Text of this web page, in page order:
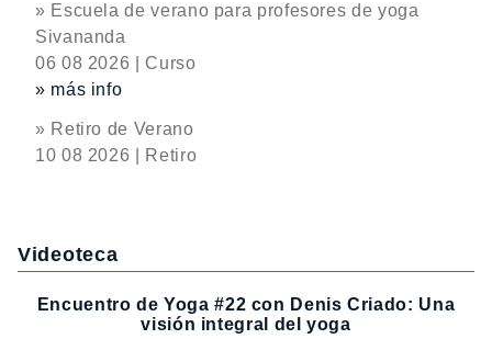
» Escuela de verano para profesores de yoga
Sivananda
06 08 2026 | Curso
» más info
» Retiro de Verano
10 08 2026 | Retiro
Videoteca
Encuentro de Yoga #22 con Denis Criado: Una
visión integral del yoga